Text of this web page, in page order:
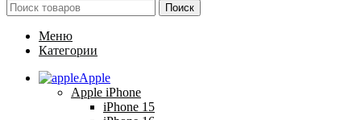
Поиск
Меню
Категории
Apple
Apple iPhone
iPhone 15